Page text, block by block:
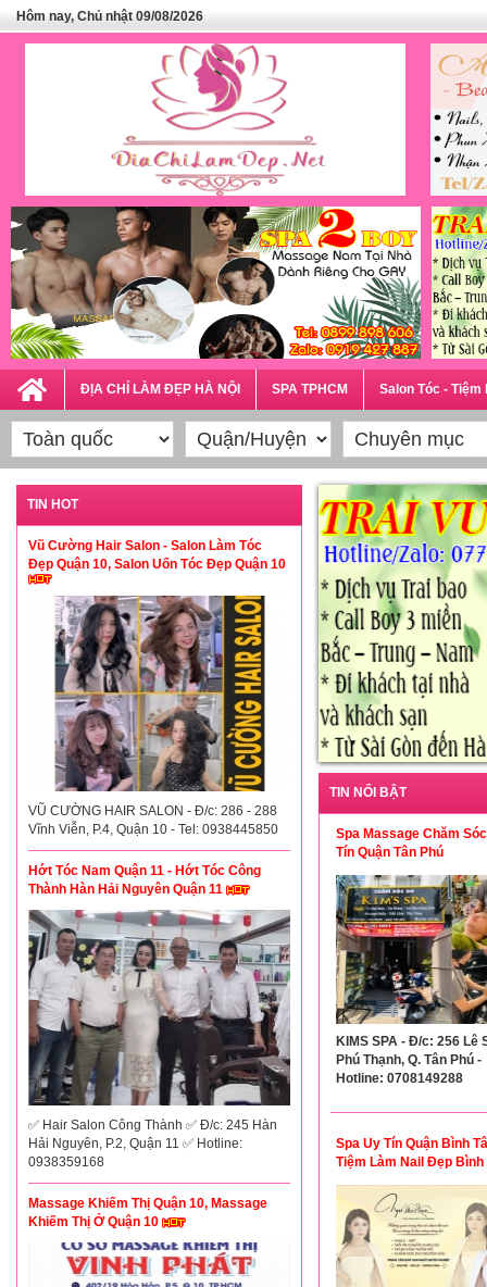
Hôm nay, Chủ nhật 09/08/2026
ĐỊA CHỈ LÀM ĐẸP HÀ NỘI SPA TPHCM Salon Tóc - Tiệm
TIN HOT
Vũ Cường Hair Salon - Salon Làm Tóc
Đẹp Quận 10, Salon Uốn Tóc Đẹp Quận 10
VŨ CƯỜNG HAIR SALON - Đ/c: 286 - 288
Vĩnh Viễn, P.4, Quận 10 - Tel: 0938445850
Hớt Tóc Nam Quận 11 - Hớt Tóc Công
Thành Hàn Hải Nguyên Quận 11
✅ Hair Salon Công Thành ✅ Đ/c: 245 Hàn
Hải Nguyên, P.2, Quận 11 ✅ Hotline:
0938359168
Massage Khiếm Thị Quận 10, Massage
Khiếm Thị Ở Quận 10
TIN NỔI BẬT
Spa Massage Chăm
Tín Quận Tân Phú
KIMS SPA - Đ/c: 256 Lê
Phú Thạnh, Q. Tân Phú -
Hotline: 0708149288
Spa Uy Tín Quận Bình
Tiệm Làm Nail Đẹp Bình